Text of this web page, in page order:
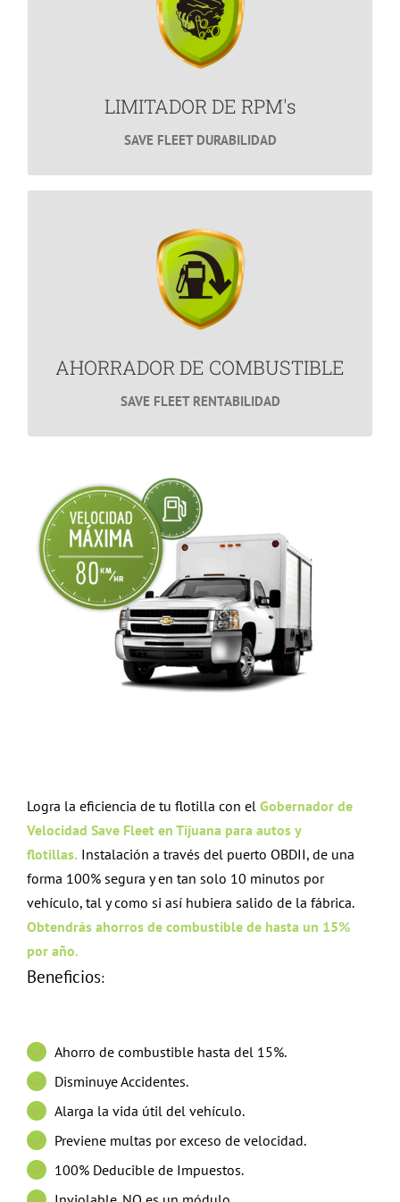
LIMITADOR DE RPM's
SAVE FLEET DURABILIDAD
LIMITADOR DE RPM's
¿Te gustaría alargar la vida útil de tu flotilla?
AHORRADOR DE COMBUSTIBLE
SAVE FLEET RENTABILIDAD
Ahorro de Combustible
Ahorra miles de pesos en Combustible.
Logra la eficiencia de tu flotilla con el Gobernador de
Velocidad Save Fleet en Tijuana para autos y
flotillas. Instalación a través del puerto OBDII, de una
forma 100% segura y en tan solo 10 minutos por
vehículo, tal y como si así hubiera salido de la fábrica.
Obtendrás ahorros de combustible de hasta un 15%
por año.
Beneficios:
Ahorro de combustible hasta del 15%.
Disminuye Accidentes.
Alarga la vida útil del vehículo.
Previene multas por exceso de velocidad.
100% Deducible de Impuestos.